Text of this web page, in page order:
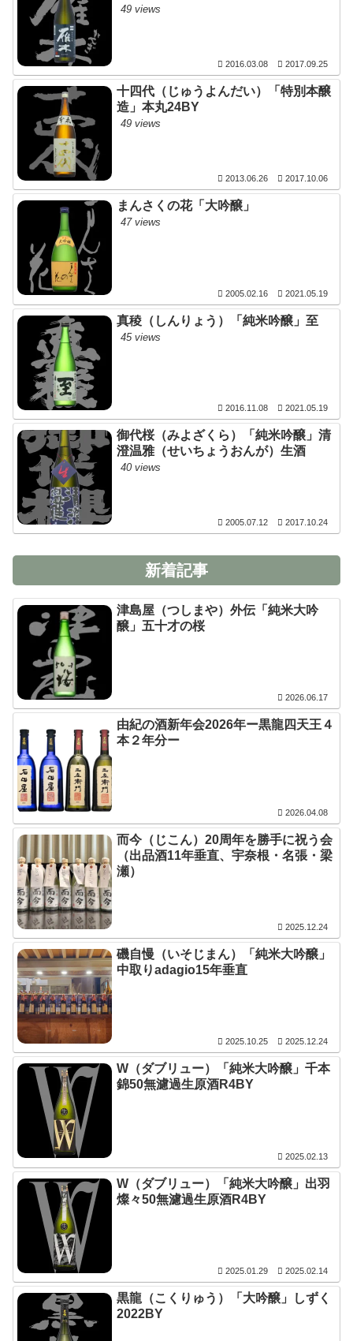
49 views
2016.03.08 2017.09.25
十四代（じゅうよんだい）「特別本醸
造」本丸24BY
49 views
2013.06.26 2017.10.06
まんさくの花「大吟醸」
47 views
2005.02.16 2021.05.19
真稜（しんりょう）「純米吟醸」至
45 views
2016.11.08 2021.05.19
御代桜（みよざくら）「純米吟醸」清
澄温雅（せいちょうおんが）生酒
40 views
2005.07.12 2017.10.24
新着記事
津島屋（つしまや）外伝「純米大吟
醸」五十才の桜
2026.06.17
由紀の酒新年会2026年ー黒龍四天王４
本２年分ー
2026.04.08
而今（じこん）20周年を勝手に祝う会
（出品酒11年垂直、宇奈根・名張・梁
瀬）
2025.12.24
磯自慢（いそじまん）「純米大吟醸」
中取りadagio15年垂直
2025.10.25 2025.12.24
W（ダブリュー）「純米大吟醸」千本
錦50無濾過生原酒R4BY
2025.02.13
W（ダブリュー）「純米大吟醸」出羽
燦々50無濾過生原酒R4BY
2025.01.29 2025.02.14
黒龍（こくりゅう）「大吟醸」しずく
2022BY